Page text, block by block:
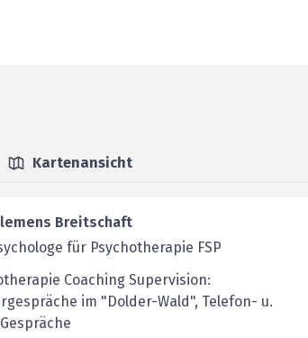
Kartenansicht
Breitschaft
für Psychotherapie FSP
Coaching Supervision:
im "Dolder-Wald", Telefon- u.